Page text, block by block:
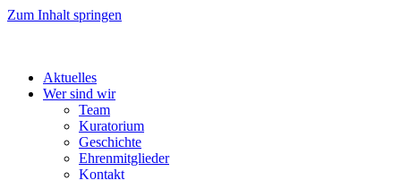
Zum Inhalt springen
Aktuelles
Wer sind wir
Team
Kuratorium
Geschichte
Ehrenmitglieder
Kontakt